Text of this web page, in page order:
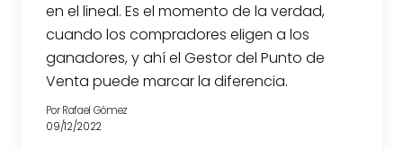
en el lineal. Es el momento de la verdad,
cuando los compradores eligen a los
ganadores, y ahí el Gestor del Punto de
Venta puede marcar la diferencia.
PorRafael Gómez
09/12/2022